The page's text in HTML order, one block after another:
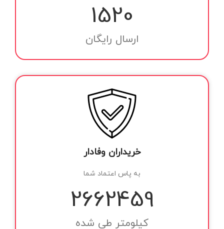
1550
ارسال رایگان
خریداران وفادار
به پاس اعتماد شما
2801945
کیلومتر طی شده